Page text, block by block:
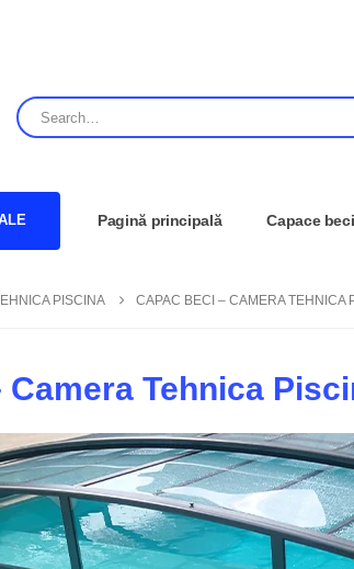
Pagină principală Capace beci
PISCINA CAPAC BECI – CAMERA TEHNICA
Camera Tehnica